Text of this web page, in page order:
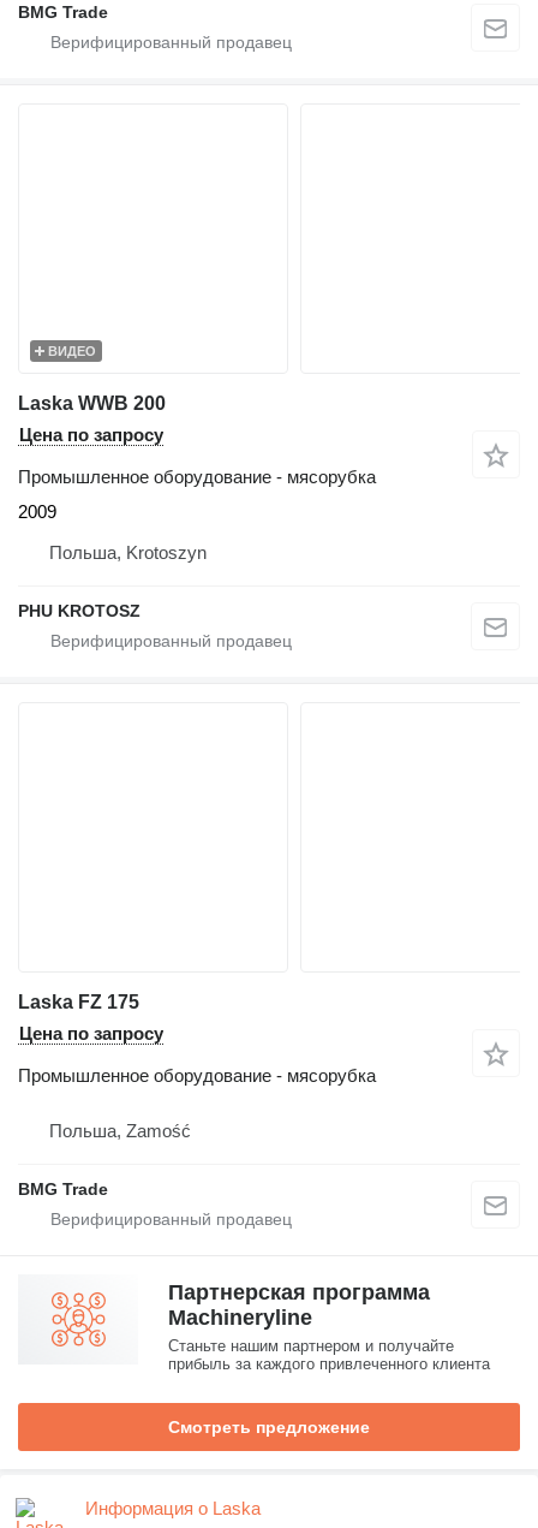
BMG Trade
ВИДЕО
Laska WWB 200
Цена по запросу
Промышленное оборудование - мясорубка
2009
Польша, Krotoszyn
PHU KROTOSZ
Laska FZ 175
Цена по запросу
Промышленное оборудование - мясорубка
Польша, Zamość
BMG Trade
Партнерская программа
Machineryline
Станьте нашим партнером и получайте
прибыль за каждого привлеченного клиента
Смотреть предложение
Информация о Laska